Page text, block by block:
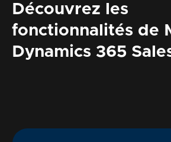
Découvrez les
fonctionnalités de
Dynamics 365